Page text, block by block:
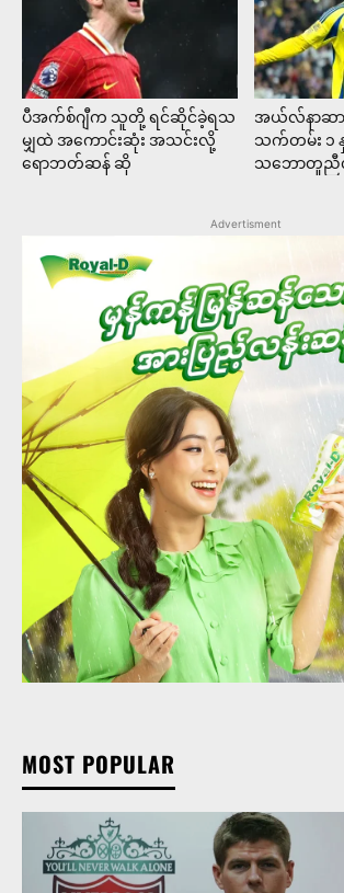
ပီအက်စ်ဂျီက သူတို့ ရင်ဆိုင်ခဲ့ရသ
မျှထဲ အကောင်းဆုံး အသင်းလို့
ရောဘတ်ဆန် ဆို
အယ်လ်နာဆာ
သက်တမ်း ၁
သဘောတူညီ
Advertisment
MOST POPULAR